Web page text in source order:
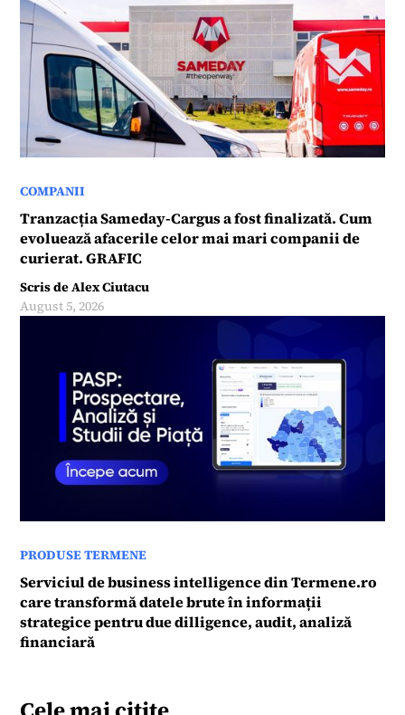
COMPANII
Tranzacția Sameday-Cargus a fost finalizată. Cum
evoluează afacerile celor mai mari companii de
curierat. GRAFIC
Scris deAlex Ciutacu
August 5, 2026
PRODUSE TERMENE
Serviciul de business intelligence din Termene.ro
care transformă datele brute în informații
strategice pentru due dilligence, audit, analiză
financiară